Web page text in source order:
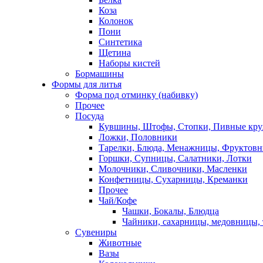
Коза
Колонок
Пони
Синтетика
Щетина
Наборы кистей
Бормашины
Формы для литья
Форма под отминку (набивку)
Прочее
Посуда
Кувшины, Штофы, Стопки, Пивные
Ложки, Половники
Тарелки, Блюда, Менажницы,
Горшки, Супницы, Салатники, Лотки
Молочники, Сливочники, Масленки
Конфетницы, Сухарницы, Креманки
Прочее
Чай/Кофе
Чашки, Бокалы, Блюдца
Чайники, сахарницы, медовницы,
Сувениры
Животные
Вазы